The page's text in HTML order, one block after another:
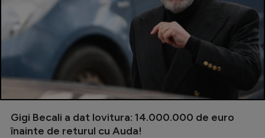
Gigi Becali a dat lovitura: 14.000.000 de euro
înainte de returul cu Auda!